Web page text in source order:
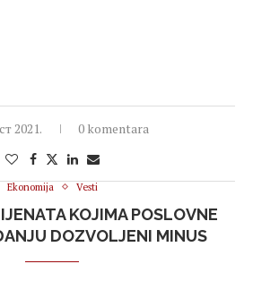
2021. 0 komentara
Ekonomija Vesti
KOJIMA POSLOVNE
DOZVOLJENI MINUS